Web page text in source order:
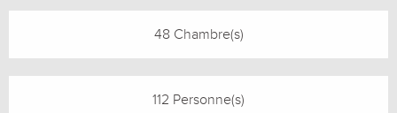
48 Chambre(s)
112 Personne(s)